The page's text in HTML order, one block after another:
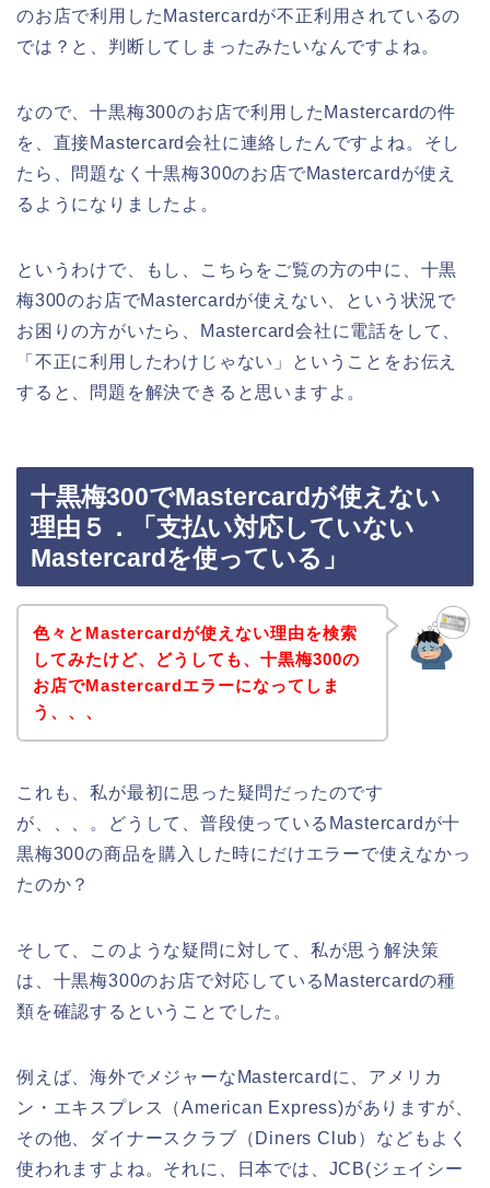
のお店で利用したMastercardが不正利用されているの
では？と、判断してしまったみたいなんですよね。
なので、十黒梅300のお店で利用したMastercardの件
を、直接Mastercard会社に連絡したんですよね。そし
たら、問題なく十黒梅300のお店でMastercardが使え
るようになりましたよ。
というわけで、もし、こちらをご覧の方の中に、十黒
梅300のお店でMastercardが使えない、という状況で
お困りの方がいたら、Mastercard会社に電話をして、
「不正に利用したわけじゃない」ということをお伝え
すると、問題を解決できると思いますよ。
十黒梅300でMastercardが使えない
理由５．「支払い対応していない
Mastercardを使っている」
色々とMastercardが使えない理由を検索
してみたけど、どうしても、十黒梅300の
お店でMastercardエラーになってしま
う、、、
これも、私が最初に思った疑問だったのです
が、、、。どうして、普段使っているMastercardが十
黒梅300の商品を購入した時にだけエラーで使えなかっ
たのか？
そして、このような疑問に対して、私が思う解決策
は、十黒梅300のお店で対応しているMastercardの種
類を確認するということでした。
例えば、海外でメジャーなMastercardに、アメリカ
ン・エキスプレス（American Express)がありますが、
その他、ダイナースクラブ（Diners Club）などもよく
使われますよね。それに、日本では、JCB(ジェイシー